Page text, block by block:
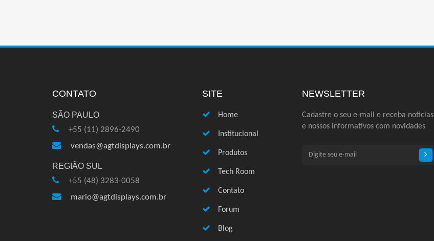
CONTATO
SÃO PAULO
+55 (11) 2896-2490
vendas@agtdisplays.com.br
REGIÃO SUL
+55 (48) 3283-0058
mario@agtdisplays.com.br
SITE
Home
Institucional
Produtos
Tech Room
Contato
Forum
Blog
NEWSLETTER
Cadastre o seu e-mail e receba noticias
e nossos informativos com novidades